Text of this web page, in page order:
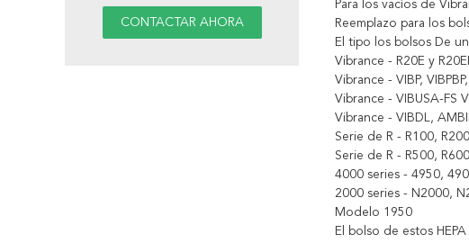
Para los vacíos de
Reemplazo para los
El tipo los bolsos De un
Vibrance - R20E y
Vibrance - VIBP, VIBPBP,
Vibrance - VIBUSA-FS
Vibrance - VIBDL,
Serie de R - R100,
Serie de R - R500,
4000 series - 4950,
2000 series - N2000,
Modelo 1950
El bolso de estos